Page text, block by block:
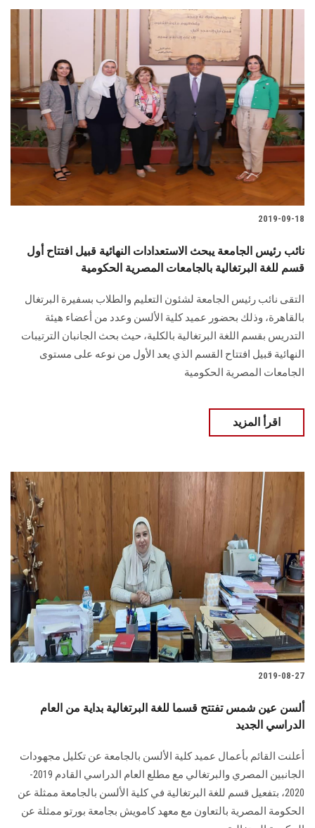
2019-09-18
نائب رئيس الجامعة يبحث الاستعدادات النهائية قبيل افتتاح أول
قسم للغة البرتغالية بالجامعات المصرية الحكومية
التقى نائب رئيس الجامعة لشئون التعليم والطلاب بسفيرة البرتغال
بالقاهرة، وذلك بحضور عميد كلية الألسن وعدد من أعضاء هيئة
التدريس بقسم اللغة البرتغالية بالكلية، حيث بحث الجانبان الترتيبات
النهائية قبيل افتتاح القسم الذي يعد الأول من نوعه على مستوى
الجامعات المصرية الحكومية
اقرأ المزيد
2019-08-27
ألسن عين شمس تفتتح قسما للغة البرتغالية بداية من العام
الدراسي الجديد
أعلنت القائم بأعمال عميد كلية الألسن بالجامعة عن تكليل مجهودات
الجانبين المصري والبرتغالي مع مطلع العام الدراسي القادم 2019-
2020، بتفعيل قسم للغة البرتغالية في كلية الألسن بالجامعة ممثلة عن
الحكومة المصرية بالتعاون مع معهد كامويش بجامعة بورتو ممثلة عن